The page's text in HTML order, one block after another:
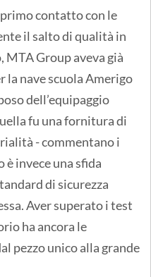
primo contatto con le
il salto di qualità in
Group aveva già
nave scuola Amerigo
dell’equipaggio
fu una fornitura di
- commentano i
invece una sfida
di sicurezza
Aver superato i test
ha ancora le
pezzo unico alla grande